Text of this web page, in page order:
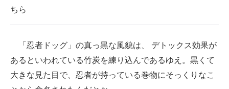
ちら
「忍者ドッグ」の真っ黒な風貌は、 デトックス効果が
あるといわれている竹炭を練り込んであるゆえ。黒くて
大きな見た目で、忍者が持っている巻物にそっくりなこ